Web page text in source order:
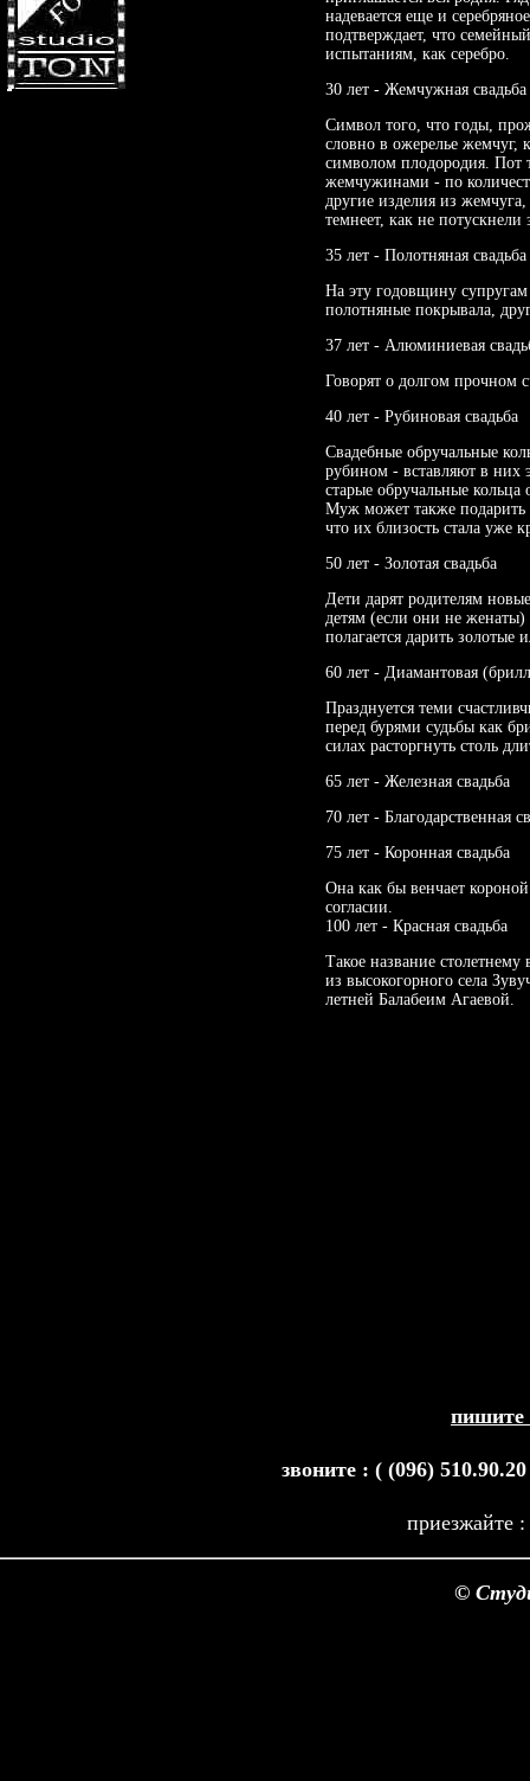
надевается еще и
подтверждает, что
испытаниям, как серебро.
30 лет - Жемчужная свадьба
Символ того, что годы,
словно в ожерелье жемчуг,
символом плодородия. Пот
жемчужинами - по
другие изделия из
темнеет, как не
35 лет - Полотняная
На эту годовщину
полотняные покрывала,
37 лет - Алюминиевая
Говорят о долгом прочном
40 лет - Рубиновая свадьба
Свадебные обручальные
рубином - вставляют в них
старые обручальные кольца
Муж может также подарить
что их близость стала уже
50 лет - Золотая свадьба
Дети дарят родителям
детям (если они не женаты)
полагается дарить
60 лет - Диамантовая
Празднуется теми
перед бурями судьбы как
силах расторгнуть столь
65 лет - Железная свадьба
70 лет - Благодарственная
75 лет - Коронная свадьба
Она как бы венчает
согласии.
100 лет - Красная свадьба
Такое название
из высокогорного села
летней Балабеим Агаевой.
пишите
звоните : ( (096)
приезжайте
©